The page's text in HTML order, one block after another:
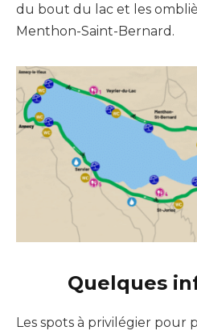
du bout du lac et les
Menthon-Saint-Bernard.
Quelques
Les spots à privilégier pour